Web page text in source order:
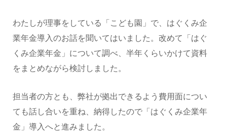
わたしが理事をしている「こども園」で、はぐくみ企
業年金導入のお話を聞いてはいました。改めて「はぐ
くみ企業年金」について調べ、半年くらいかけて資料
をまとめながら検討しました。
担当者の方とも、弊社が拠出できるよう費用面につい
ても話し合いを重ね、納得したので「はぐくみ企業年
金」導入へと進みました。